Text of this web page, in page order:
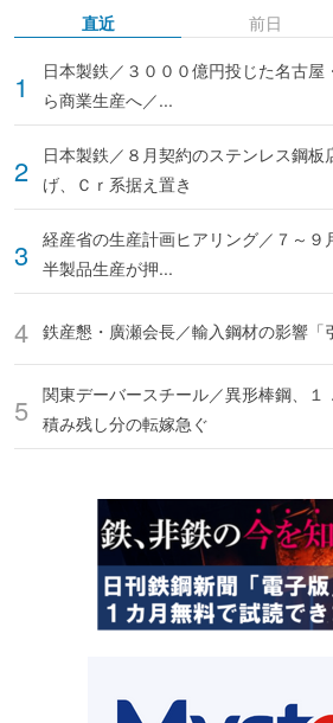
直近
日本製鉄／３０００億円投じた名古
ら商業生産へ／...
日本製鉄／８月契約のステンレス鋼
げ、Ｃｒ系据え置き
経産省の生産計画ヒアリング／７～９
半製品生産が押...
鉄産懇・廣瀬会長／輸入鋼材の影響「
関東デーバースチール／異形棒鋼、１
積み残し分の転嫁急ぐ
前日